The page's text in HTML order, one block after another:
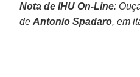
Nota de IHU On-Line:
deAntonio Spadaro, em